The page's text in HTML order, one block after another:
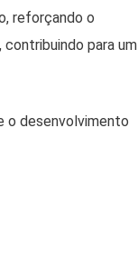
reforçando o
para um
o desenvolvimento